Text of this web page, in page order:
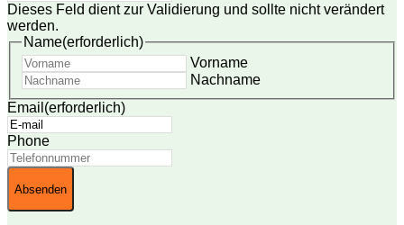
Dieses Feld dient zur Validierung und sollte nicht verändert
werden.
Name(erforderlich)
Vorname
Nachname
Email (erforderlich)
Phone